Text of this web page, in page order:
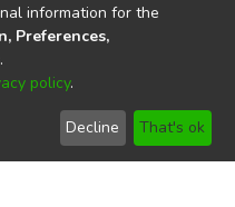
del Carchi
Carchi | Acreditada por el
SE-33-CACES-2020
information for the
Preferences,
.
policy.
Decline That's ok